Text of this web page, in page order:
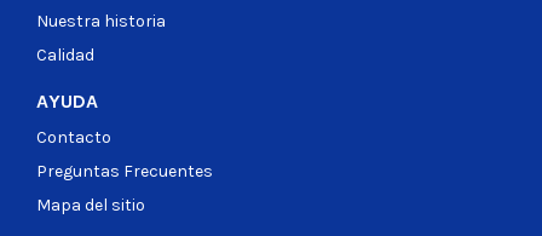
Nuestra historia
Calidad
AYUDA
Contacto
Preguntas Frecuentes
Mapa del sitio